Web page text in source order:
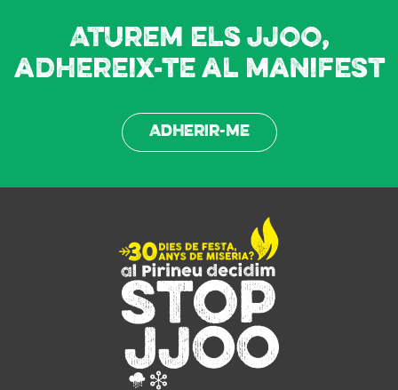
Aturem els JJOO,
adhereix-te al manifest
Adherir-me